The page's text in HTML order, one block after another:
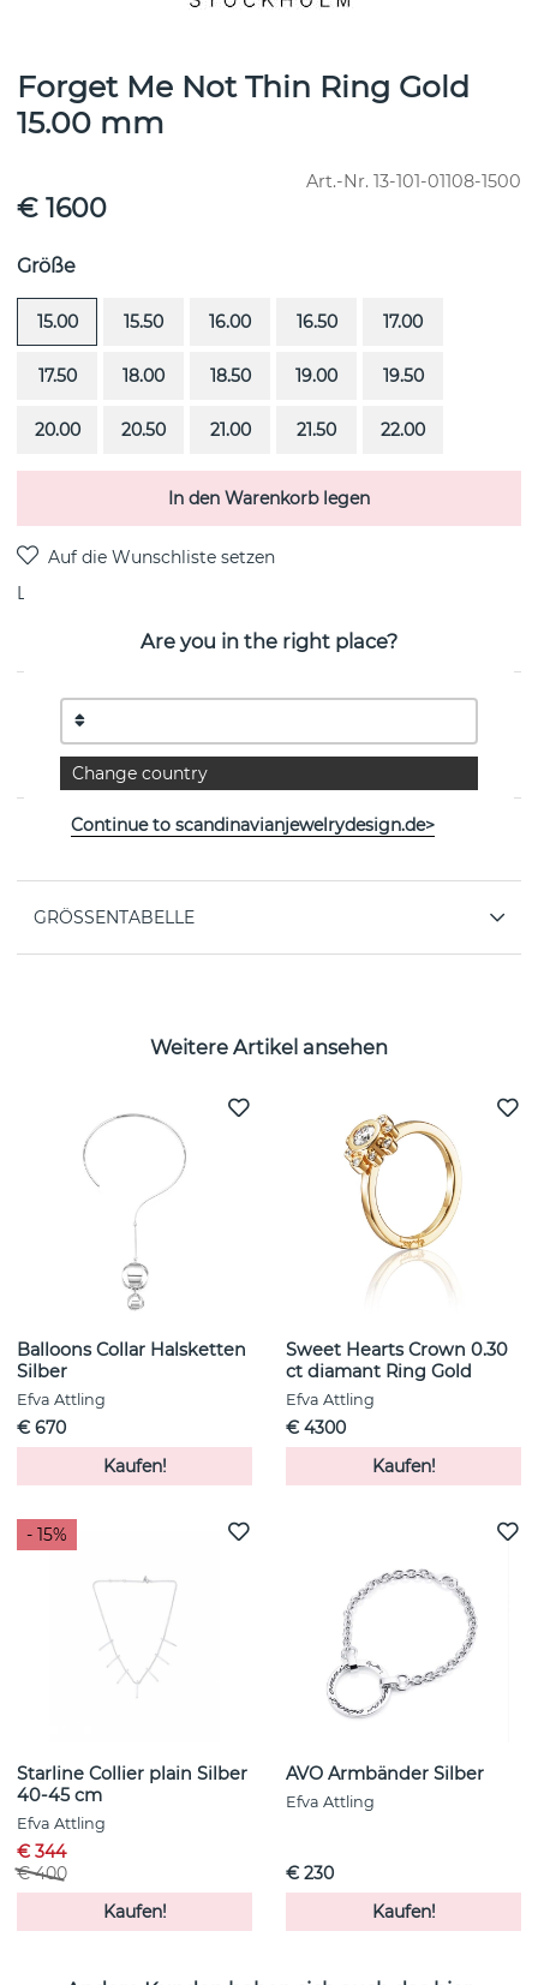
Forget Me Not Thin Ring Gold
15.00 mm
Art.-Nr. 13-101-01108-1500
€ 1600
Größe
15.00 15.50 16.00 16.50 17.00
17.50 18.00 18.50 19.00 19.50
20.00 20.50 21.00 21.50 22.00
In den Warenkorb legen
Lieferung:
PRODUKTBESCHREIBUNG
Forget Me Not Thin ist ein 18k Gold Ring von der
schwedischen Marke Efva Attling
EIGENSCHAFTEN
GRÖSSENTABELLE
Weitere Artikel ansehen
Balloons Collar Halsketten
Silber
Efva Attling
€ 670
Kaufen!
Sweet Hearts Crown 0.30
ct diamant Ring Gold
Efva Attling
€ 4300
Kaufen!
- 15%
Starline Collier plain Silber
40-45 cm
Efva Attling
€ 344
€ 400
Kaufen!
AVO Armbänder Silber
Efva Attling
€ 230
Kaufen!
Are you in the right place?
Change country
Continue to scandinavianjewelrydesign.de>